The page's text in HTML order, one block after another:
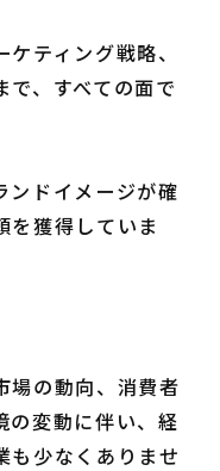
ティング戦略、
で、すべての面で
ンドイメージが確
を獲得していま
場の動向、消費者
の変動に伴い、経
も少なくありませ